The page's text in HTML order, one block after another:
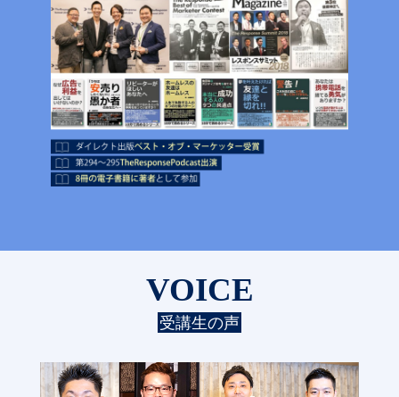
VOICE
受講生の声